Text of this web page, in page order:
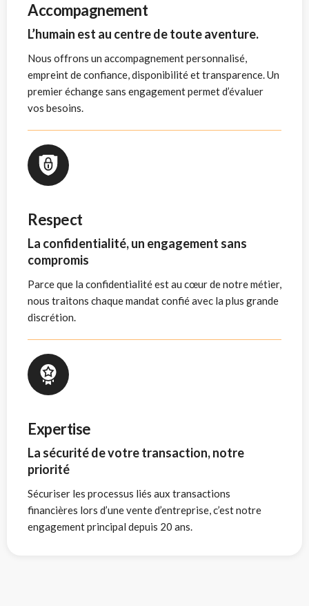
Accompagnement
L’humain est au centre de toute aventure.
Nous offrons un accompagnement personnalisé,
empreint de confiance, disponibilité et transparence. Un
premier échange sans engagement permet d’évaluer
vos besoins.
Respect
La confidentialité, un engagement sans
compromis
Parce que la confidentialité est au cœur de notre métier,
nous traitons chaque mandat confié avec la plus grande
discrétion.
Expertise
La sécurité de votre transaction, notre
priorité
Sécuriser les processus liés aux transactions
financières lors d’une vente d’entreprise, c’est notre
engagement principal depuis 20 ans.